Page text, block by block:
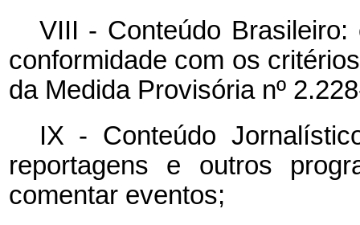
VIII - Conteúdo
conformidade com os
da Medida Provisória nº
IX - Conteúdo
reportagens e outros
comentar eventos;